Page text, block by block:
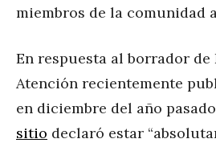
miembros de la comunidad
En respuesta al borrador de
Atención recientemente
en diciembre del año
sitio declaró estar